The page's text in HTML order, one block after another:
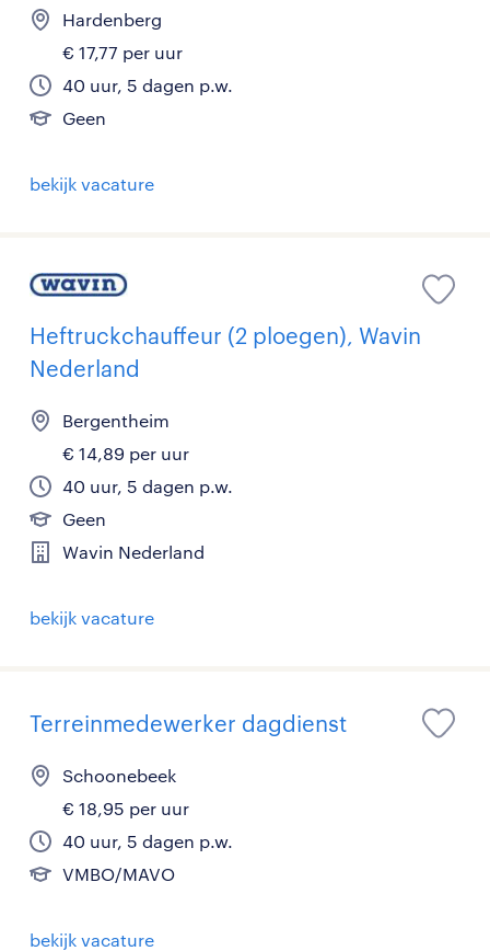
Hardenberg
€ 17,77 per uur
40 uur, 5 dagen p.w.
Geen
bekijk vacature
Heftruckchauffeur (2 ploegen), Wavin
Nederland
Bergentheim
€ 14,89 per uur
40 uur, 5 dagen p.w.
Geen
Wavin Nederland
bekijk vacature
Terreinmedewerker dagdienst
Schoonebeek
€ 18,95 per uur
40 uur, 5 dagen p.w.
VMBO/MAVO
bekijk vacature